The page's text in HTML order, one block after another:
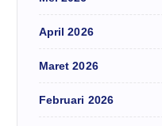
April 2026
Maret 2026
Februari 2026